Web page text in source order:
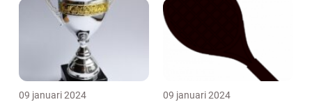
09 januari 2024 09 januari 2024